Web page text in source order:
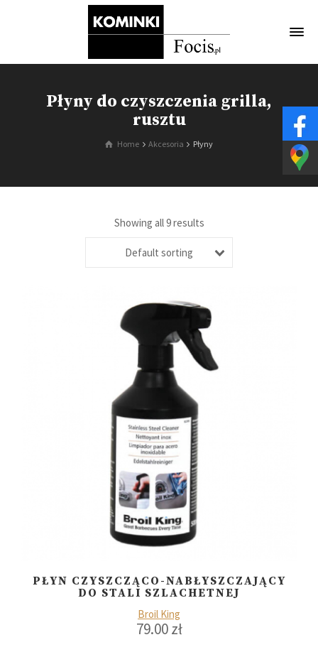
Płyny do czyszczenia grilla,
rusztu
Home Akcesoria Płyny
Showing all 9 results
Default sorting
PŁYN CZYSZCZĄCO-NABŁYSZCZAJĄCY
DO STALI SZLACHETNEJ
Broil King
79.00zł